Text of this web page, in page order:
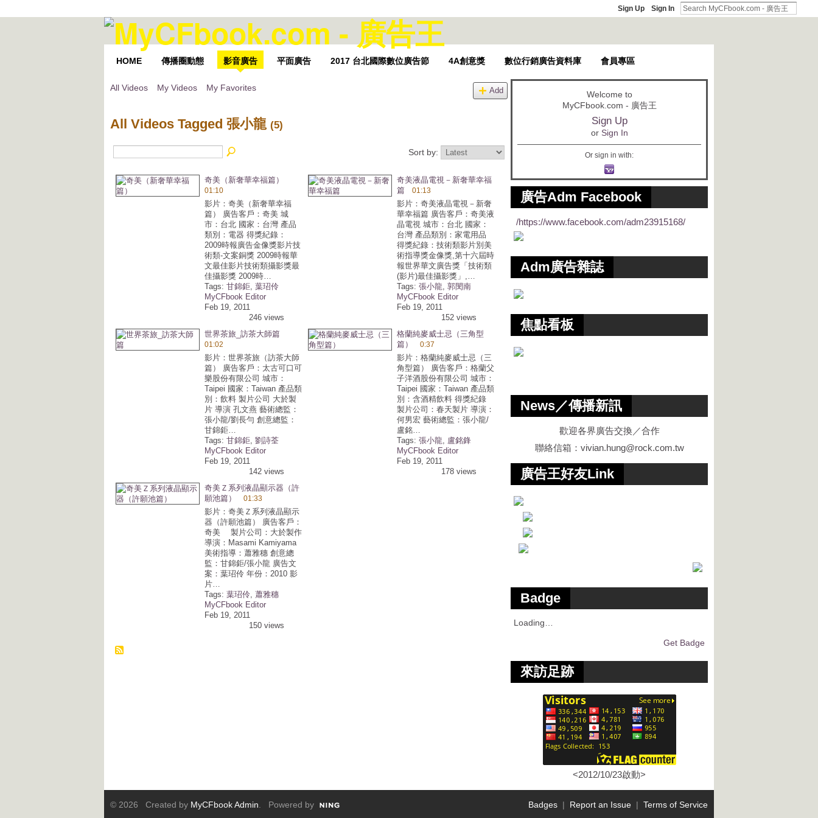
Sign Up Sign In
HOME 傳播圈動態 影音廣告 平面廣告 2017 台北國際數位廣告節 4A創意獎 數位行銷廣告資料庫 會員專區
All Videos My Videos My Favorites Add
All Videos Tagged 張小龍 (5)
Sort by:
奇美（新奢華幸福篇）
01:10
影片：奇美（新奢華幸福
篇） 廣告客戶：奇美 城
市：台北 國家：台灣 產品
類別：電器 得獎紀錄：
2009時報廣告金像獎影片技
術類-文案銅獎 2009時報華
文最佳影片技術類攝影獎最
佳攝影獎 2009時…
Tags: 甘錦鉅, 葉玿伶
MyCFbook Editor
Feb 19, 2011
246 views
奇美液晶電視－新奢華幸福
篇
01:13
影片：奇美液晶電視－新奢
華幸福篇 廣告客戶：奇美液
晶電視 城市：台北 國家：
台灣 產品類別：家電用品
得獎紀錄：技術類影片別美
術指導獎金像獎,第十六屆時
報世界華文廣告獎「技術類
(影片)最佳攝影獎」,…
Tags: 張小龍, 郭閔南
MyCFbook Editor
Feb 19, 2011
152 views
世界茶旅_訪茶大師篇
01:02
影片：世界茶旅（訪茶大師
篇） 廣告客戶：太古可口可
樂股份有限公司 城市：
Taipei 國家：Taiwan 產品類
別：飲料 製片公司 大於製
片 導演 孔文燕 藝術總監：
張小龍/劉長勻 創意總監：
甘錦鉅…
Tags: 甘錦鉅, 劉詩荃
MyCFbook Editor
Feb 19, 2011
142 views
格蘭純麥威士忌（三角型
篇）
0:37
影片：格蘭純麥威士忌（三
角型篇） 廣告客戶：格蘭父
子洋酒股份有限公司 城市：
Taipei 國家：Taiwan 產品類
別：含酒精飲料 得獎紀錄
製片公司：春天製片 導演：
何男宏 藝術總監：張小龍/
盧銘…
Tags: 張小龍, 盧銘鋒
MyCFbook Editor
Feb 19, 2011
178 views
奇美Ｚ系列液晶顯示器（許
願池篇）
01:33
影片：奇美Ｚ系列液晶顯示
器（許願池篇） 廣告客戶：
奇美 製片公司：大於製作
導演：Masami Kamiyama
美術指導：蕭雅穗 創意總
監：甘錦鉅/張小龍 廣告文
案：葉玿伶 年份：2010 影
片…
Tags: 葉玿伶, 蕭雅穗
MyCFbook Editor
Feb 19, 2011
150 views
Welcome to
MyCFbook.com - 廣告王
Sign Up
or Sign In
Or sign in with:
廣告Adm Facebook
/https://www.facebook.com/adm23915168/
Adm廣告雜誌
焦點看板
News／傳播新訊
歡迎各界廣告交換／合作
聯絡信箱： vivian.hung@rock.com.tw
廣告王好友Link
Badge
Loading…
Get Badge
來訪足跡
<2012/10/23啟動>
© 2026 Created by MyCFbook Admin . Powered by Badges | Report an Issue | Terms of Service